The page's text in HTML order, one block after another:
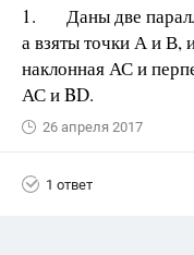
1. Даны две
а взяты точки А и В,
наклонная АС и
АС и BD.
26 апреля 2017
1 ответ